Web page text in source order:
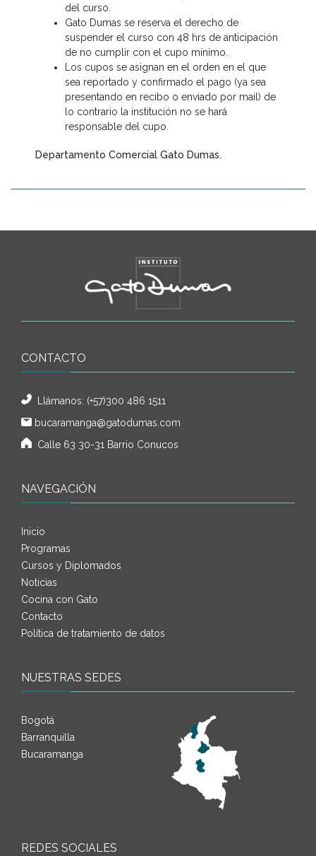
del curso.
Gato Dumas se reserva el derecho de
suspender el curso con 48 hrs de anticipación
de no cumplir con el cupo mínimo.
Los cupos se asignan en el orden en el que
sea reportado y confirmado el pago (ya sea
presentando en recibo o enviado por mail) de
lo contrario la institución no se hará
responsable del cupo.
Departamento Comercial Gato Dumas.
CONTACTO
Llámanos: (+57)300 486 1511
bucaramanga@gatodumas.com
Calle 63 30-31 Barrio Conucos
NAVEGACIÓN
Inicio
Programas
Cursos y Diplomados
Noticias
Cocina con Gato
Contacto
Política de tratamiento de datos
NUESTRAS SEDES
Bogotá
Barranquilla
Bucaramanga
REDES SOCIALES